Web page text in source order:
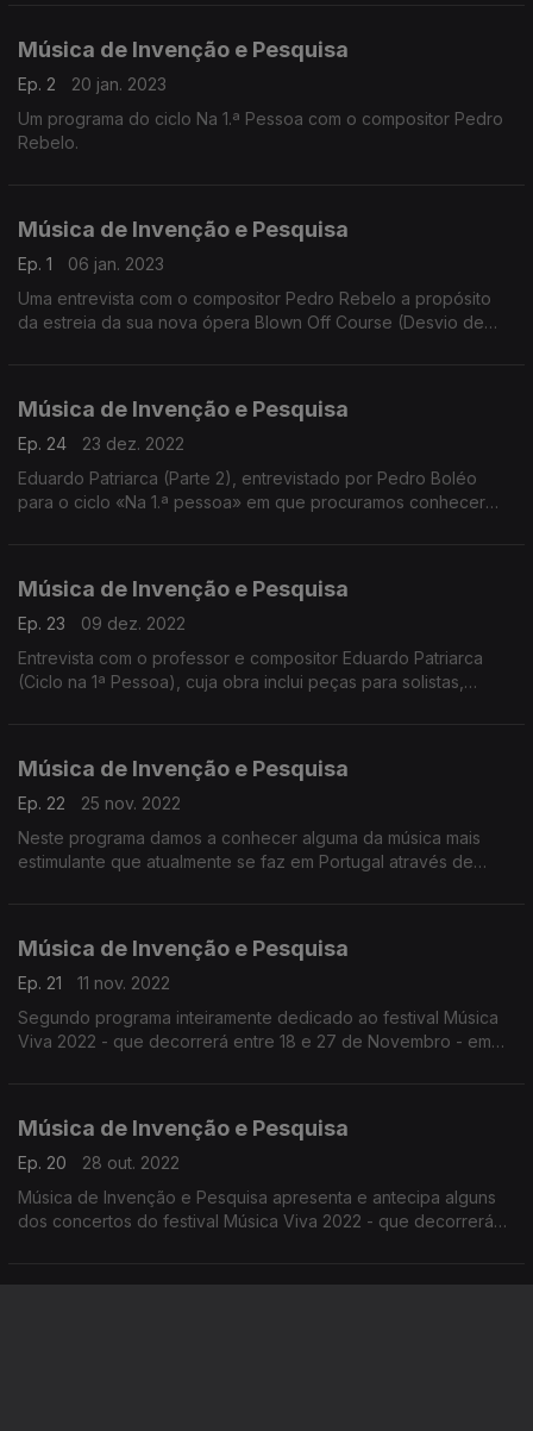
Música de Invenção e Pesquisa
Ep. 2
20 jan. 2023
Um programa do ciclo Na 1.ª Pessoa com o compositor Pedro
Rebelo.
Música de Invenção e Pesquisa
Ep. 1
06 jan. 2023
Uma entrevista com o compositor Pedro Rebelo a propósito
da estreia da sua nova ópera Blown Off Course (Desvio de
Música de Invenção e Pesquisa
Ep. 24
23 dez. 2022
Eduardo Patriarca (Parte 2), entrevistado por Pedro Boléo
para o ciclo «Na 1.ª pessoa» em que procuramos conhecer
Música de Invenção e Pesquisa
Ep. 23
09 dez. 2022
Entrevista com o professor e compositor Eduardo Patriarca
(Ciclo na 1ª Pessoa), cuja obra inclui peças para solistas,
Música de Invenção e Pesquisa
Ep. 22
25 nov. 2022
Neste programa damos a conhecer alguma da música mais
estimulante que atualmente se faz em Portugal através de
Música de Invenção e Pesquisa
Ep. 21
11 nov. 2022
Segundo programa inteiramente dedicado ao festival Música
Viva 2022 - que decorrerá entre 18 e 27 de Novembro - em
Música de Invenção e Pesquisa
Ep. 20
28 out. 2022
Música de Invenção e Pesquisa apresenta e antecipa alguns
dos concertos do festival Música Viva 2022 - que decorrerá